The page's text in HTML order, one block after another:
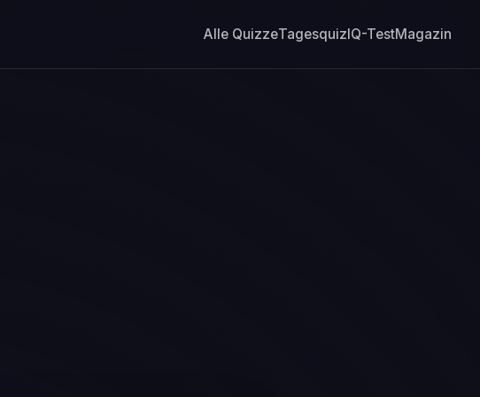
Alle QuizzeTagesquizIQ-TestMagazin